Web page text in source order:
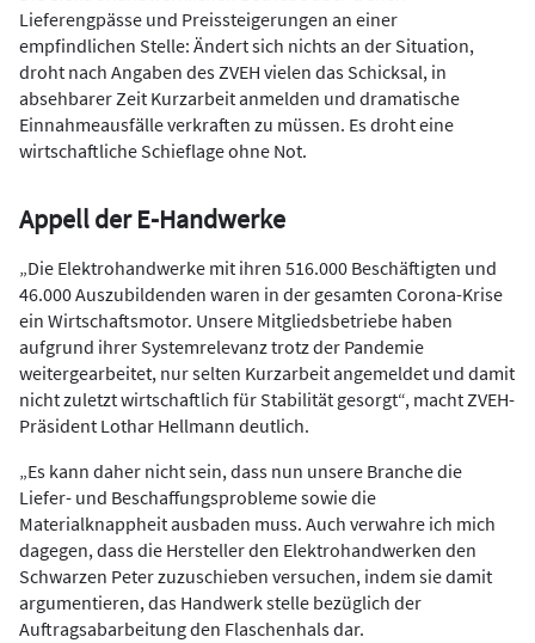
Lieferengpässe und Preissteigerungen an einer
empfindlichen Stelle: Ändert sich nichts an der Situation,
droht nach Angaben des ZVEH vielen das Schicksal, in
absehbarer Zeit Kurzarbeit anmelden und dramatische
Einnahmeausfälle verkraften zu müssen. Es droht eine
wirtschaftliche Schieflage ohne Not.
Appell der E-Handwerke
„Die Elektrohandwerke mit ihren 516.000 Beschäftigten und
46.000 Auszubildenden waren in der gesamten Corona-Krise
ein Wirtschaftsmotor. Unsere Mitgliedsbetriebe haben
aufgrund ihrer Systemrelevanz trotz der Pandemie
weitergearbeitet, nur selten Kurzarbeit angemeldet und damit
nicht zuletzt wirtschaftlich für Stabilität gesorgt“, macht ZVEH-
Präsident Lothar Hellmann deutlich.
„Es kann daher nicht sein, dass nun unsere Branche die
Liefer- und Beschaffungsprobleme sowie die
Materialknappheit ausbaden muss. Auch verwahre ich mich
dagegen, dass die Hersteller den Elektrohandwerken den
Schwarzen Peter zuzuschieben versuchen, indem sie damit
argumentieren, das Handwerk stelle bezüglich der
Auftragsabarbeitung den Flaschenhals dar.